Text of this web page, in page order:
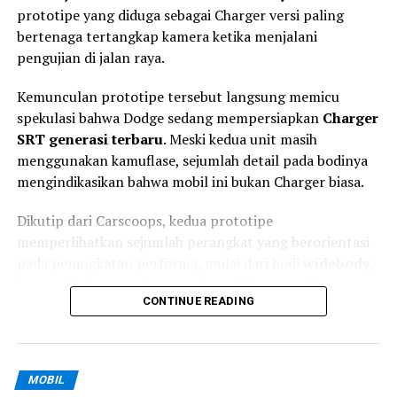
Tipis Akhirnya Tentukan Juara Dunia
DON'T MISS
Nissan N6 PHEV Resmi Debut di Tiongkok: Sedan Modern
Matang
prototipe yang diduga sebagai Charger versi paling
bertenaga tertangkap kamera ketika menjalani
pengujian di jalan raya.
Kemunculan prototipe tersebut langsung memicu
spekulasi bahwa Dodge sedang mempersiapkan Charger
SRT generasi terbaru. Meski kedua unit masih
menggunakan kamuflase, sejumlah detail pada bodinya
mengindikasikan bahwa mobil ini bukan Charger biasa.
Dikutip dari Carscoops, kedua prototipe
memperlihatkan sejumlah perangkat yang berorientasi
kap mesin dengan air scoop besar, hingga spoiler
belakang berukuran agresif.
Widebody dan Aero Agresif Jadi Petunjuk
Perubahan pada sektor eksterior tidak hanya bertujuan
CONTINUE READING
MOBIL